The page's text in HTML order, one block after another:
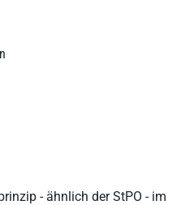
- ähnlich der StPO - im